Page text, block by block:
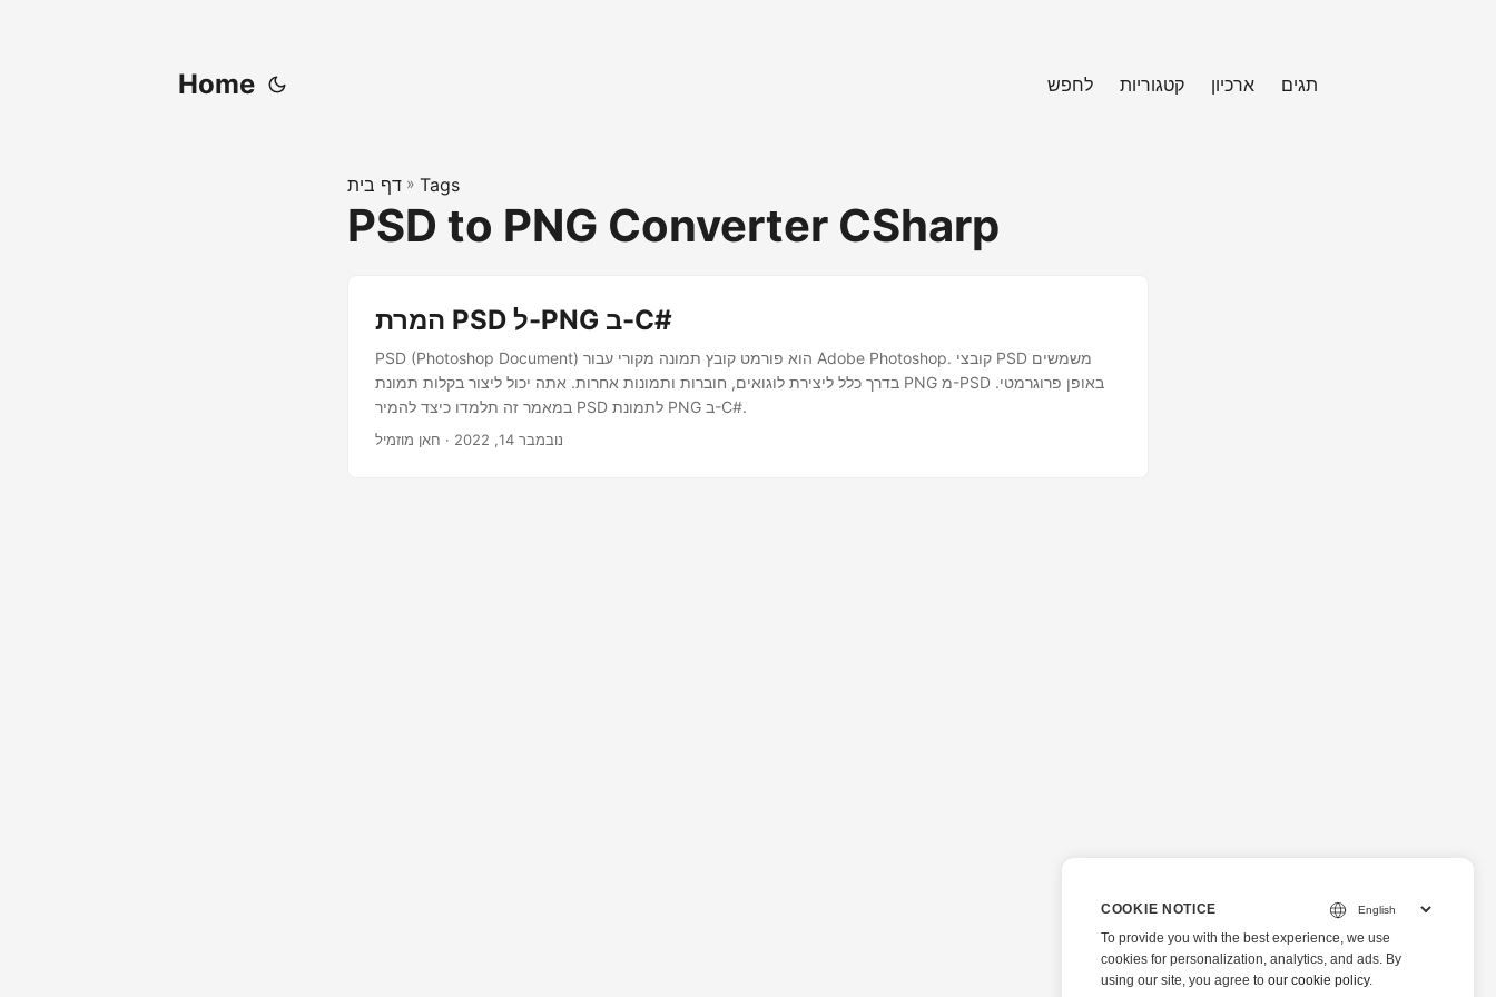
Home לחפש קטגוריות ארכיון תגים
דף בית » Tags
PSD to PNG Converter CSharp
המרת PSD ל-PNG ב-C#
PSD (Photoshop Document) הוא פורמט קובץ תמונה מקורי עבור Adobe Photoshop. קובצי PSD משמשים
בדרך כלל ליצירת לוגואים, חוברות ותמונות אחרות. אתה יכול ליצור בקלות תמונת PNG מ-PSD באופן פרוגרמטי.
במאמר זה תלמדו כיצד להמיר PSD לתמונת PNG ב-C#.
נובמבר 14, 2022 · חאן מוזמיל
COOKIE NOTICE
To provide you with the best experience, we use
cookies for personalization, analytics, and ads. By
using our site, you agree to our cookie policy.